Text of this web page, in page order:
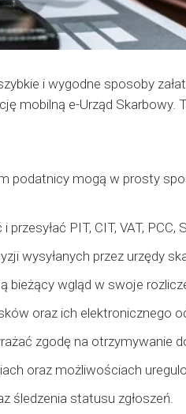
i wygodne sposoby
mobilną e-Urząd Skarbowy.
podatnicy mogą w prosty
PIT, CIT, VAT,
wysyłanych przez urzędy
wgląd w swoje
oraz ich elektronicznego
zgodę na otrzymywanie
oraz możliwościach
śledzenia statusu zgłoszeń.